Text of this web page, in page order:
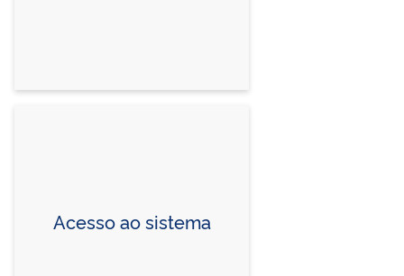
Acesso ao sistema